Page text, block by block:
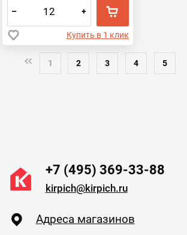
– +
Купить в 1 клик
1 2 3 4 5
+7 (495) 369-33-88
kirpich@kirpich.ru
Адреса магазинов